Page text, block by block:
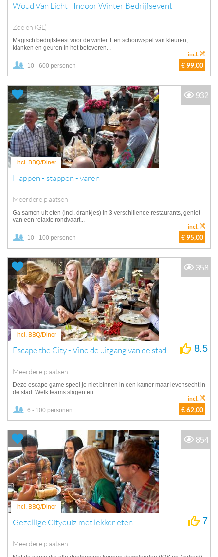
Woud Van Licht - Indoor Winter Bedrijfsevent
Zoelen (GL)
Magisch bedrijfsfeest voor de winter. Een schouwspel van kleuren,
klanken en geuren in het betoveren...
10 - 600 personen € 99,00
incl.
Incl. BBQ/Diner
Happen - stappen - varen
Meerdere plaatsen
Ga samen uit eten (incl. drankjes) in 3 verschillende restaurants, geniet
van een relaxte rondvaart...
10 - 100 personen € 95,00
incl.
932
Incl. BBQ/Diner
Escape the City - Vind de uitgang van de stad
Meerdere plaatsen
8.5
Deze escape game speel je niet binnen in een kamer maar levensecht in
de stad. Welk teams slagen eri...
6 - 100 personen € 62,00
incl.
358
Incl. BBQ/Diner
Gezellige Cityquiz met lekker eten
Meerdere plaatsen
7
854